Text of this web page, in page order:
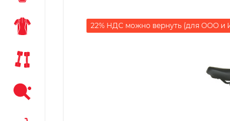
22% НДС можно вернуть (для ООО и